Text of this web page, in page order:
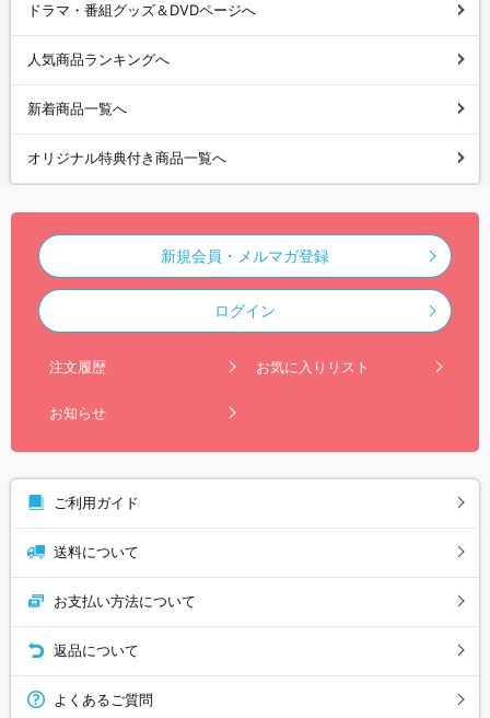
ドラマ・番組グッズ＆DVDページへ
人気商品ランキングへ
新着商品一覧へ
オリジナル特典付き商品一覧へ
新規会員・メルマガ登録
ログイン
注文履歴 お気に入りリスト
お知らせ
ご利用ガイド
送料について
お支払い方法について
返品について
よくあるご質問